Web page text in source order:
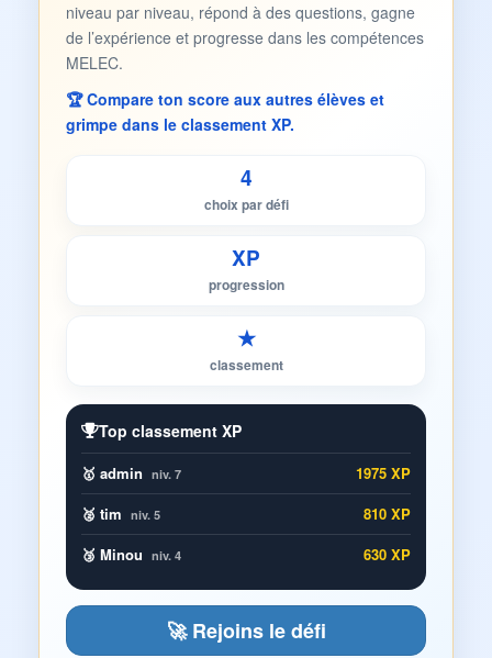
niveau par niveau, répond à des questions, gagne
de l’expérience et progresse dans les compétences
MELEC.
🏆 Compare ton score aux autres élèves et
grimpe dans le classement XP.
4
choix par défi
XP
progression
★
classement
Top classement XP
🥇 admin niv. 7
1975 XP
🥈 tim niv. 5
810 XP
🥉 Minou niv. 4 630 XP
🚀 Rejoins le défi